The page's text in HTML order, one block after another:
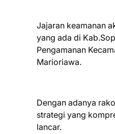
Jajaran keamanan
yang ada di
Pengamanan
Marioriawa.
Dengan adanya
strategi yang
lancar.